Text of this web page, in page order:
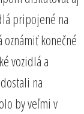
pripojené na
konečné
vozidlá a
na
by veľmi v